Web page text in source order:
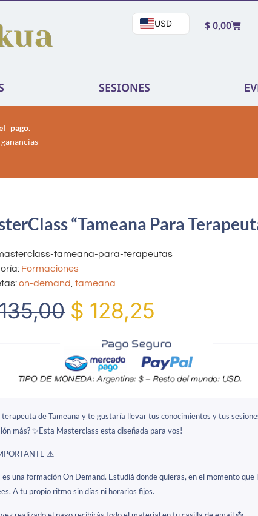
USD $0,00
SESIONES
pago.
“Tameana Para
tameana-para-terapeutas
Formaciones
on-demand tameana
$ 128,25
terapeuta de Tameana y te gustaría llevar tus conocimientos y tus
más? ✨Esta Masterclass esta diseñada para vos!
⚠️
es una formación On Demand. Estudiá donde quieras, en el momento que
A tu propio ritmosin días ni horarios fijos.